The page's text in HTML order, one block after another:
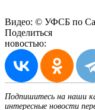
Видео: © УФСБ по
Поделиться
новостью:
Подпишитесь на наши
интересные новости